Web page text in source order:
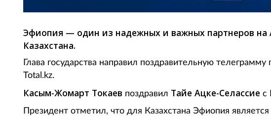
Эфиопия — один из надежных и важных партнеров на
Казахстана.
Глава государства направил поздравительную
Total.kz.
Касым-Жомарт Токаев поздравил Тайе Ацке-Селассие с
Президент отметил, что для Казахстана Эфиопия